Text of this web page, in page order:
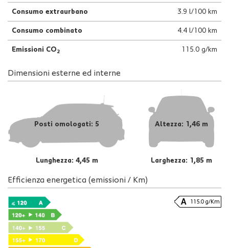
Consumo extraurbano 3.9 l/100 km
Consumo combinato 4.4 l/100 km
Emissioni CO 2 115.0 g/km
Dimensioni esterne ed interne
Posti omologati: 5
Lunghezza: 4,45 m
Altezza: 1,46 m
Larghezza: 1,85 m
Efficienza energetica (emissioni / Km)
115.0 g/Km